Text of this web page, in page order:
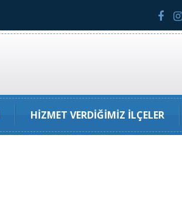
HIZMET VERDIĞIMIZ İLÇELER